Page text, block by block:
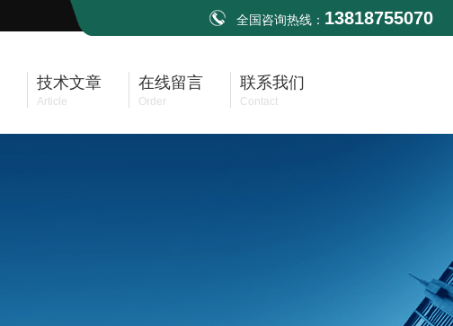
全国咨询热线： 13818755070
技术文章
Article
在线留言
Order
联系我们
Contact